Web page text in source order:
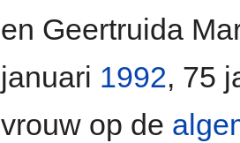
en Geertruida
januari 1992, 75
vrouw op de